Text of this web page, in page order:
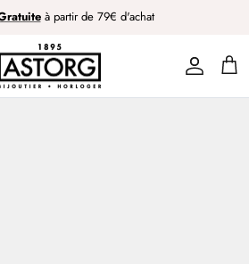
à partir de 79€ d'achat